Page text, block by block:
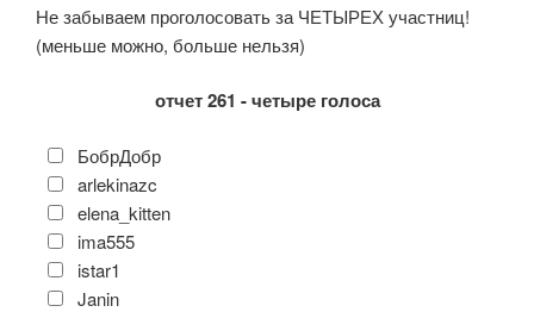
Не забываем проголосовать за ЧЕТЫРЕХ участниц!
(меньше можно, больше нельзя)
отчет 261 - четыре голоса
БобрДобр
arlekinazc
elena_kitten
ima555
istar1
Janin